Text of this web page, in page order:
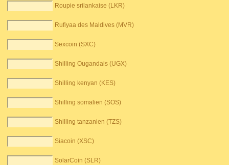
Roupie srilankaise (LKR)
Rufiyaa des Maldives (MVR)
Sexcoin (SXC)
Shilling Ougandais (UGX)
Shilling kenyan (KES)
Shilling somalien (SOS)
Shilling tanzanien (TZS)
Siacoin (XSC)
SolarCoin (SLR)